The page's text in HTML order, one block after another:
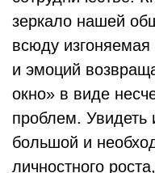
зеркало нашей
всюду
и эмоций
окно» в виде
проблем. Увидеть
большой и
личностного